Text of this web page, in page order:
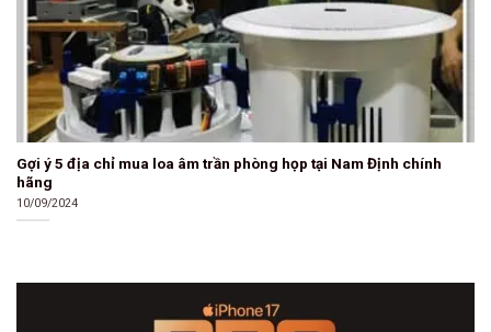
Gợi ý 5 địa chỉ mua loa âm trần phòng họp tại Nam Định chính
hãng
10/09/2024